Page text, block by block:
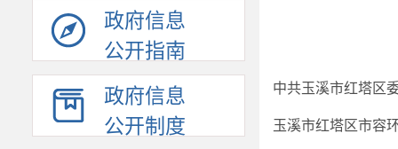
政府信息
公开指南
政府信息
公开制度